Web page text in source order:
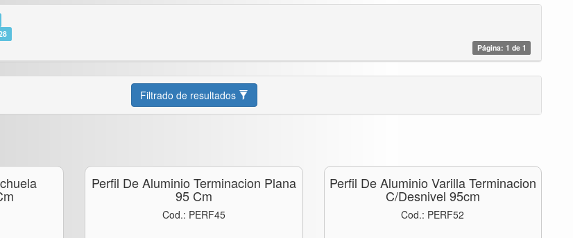
Página: 1 de 1
Filtrado de resultados
Perfil De Aluminio Terminacion Plana
95 Cm
Cod.: PERF45
Perfil De Aluminio Varilla Terminacion
C/desnivel 95cm
Cod.: PERF52